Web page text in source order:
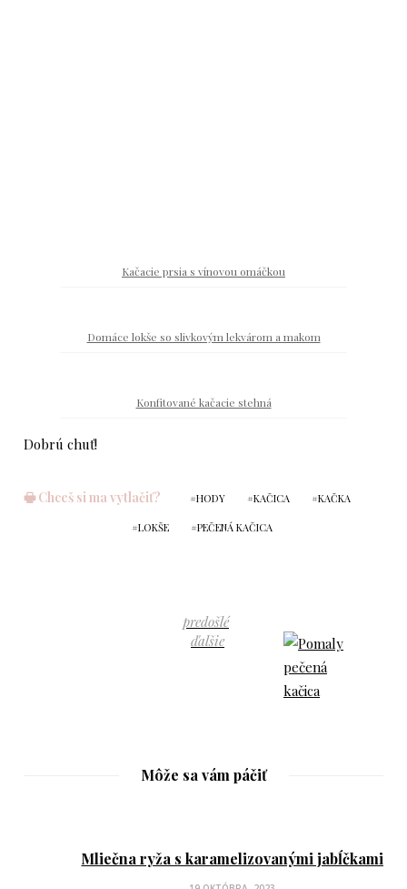
Kačacie prsia s vínovou omáčkou
Domáce lokše so slivkovým lekvárom a makom
Konfitované kačacie stehná
Dobrú chuť!
🖶 Chceš si ma vytlačiť? HODY KAČICA KAČKA
LOKŠE PEČENÁ KAČICA
predošlé
ďalšie
Môže sa vám páčiť
Mliečna ryža s karamelizovanými jabĺčkami